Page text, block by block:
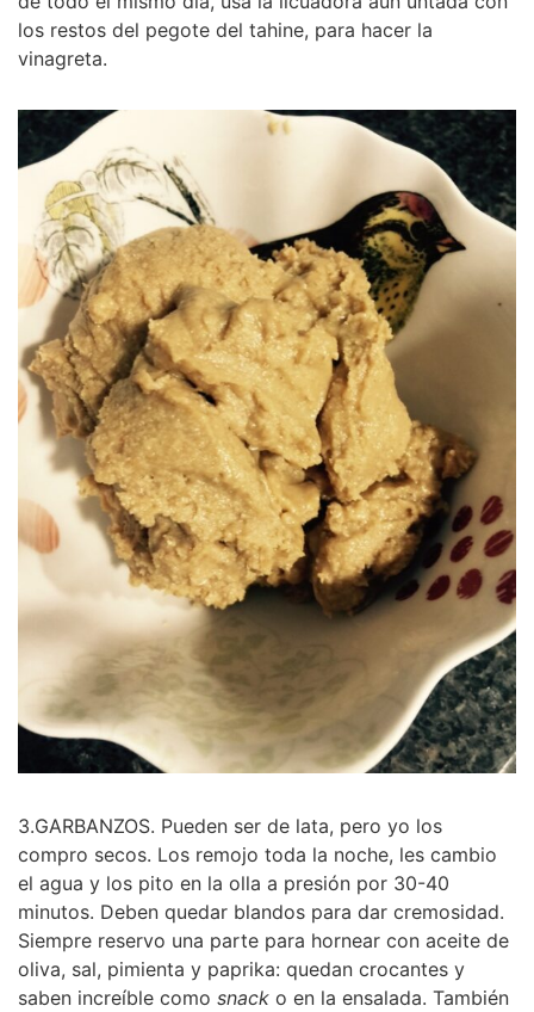
los restos del pegote del tahine, para hacer la
vinagreta.
3.GARBANZOS. Pueden ser de lata, pero yo los
compro secos. Los remojo toda la noche, les cambio
el agua y los pito en la olla a presión por 30-40
minutos. Deben quedar blandos para dar cremosidad.
Siempre reservo una parte para hornear con aceite de
oliva, sal, pimienta y paprika: quedan crocantes y
saben increíble como snack o en la ensalada. También